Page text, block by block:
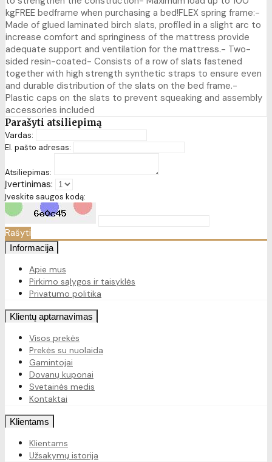
kgFREE bedframe when purchasing a bed!FLEX spring frame:-
Made of glued laminated birch slats, profiled in a slight arc to
increase comfort and springiness of the mattress provide
adequate support and ventilation for the mattress.- Two-
sided resin-coated- Consists of a row of slats fastened
together with high strength synthetic straps to ensure even
and durable distribution of the slats on the bed frame.-
Plastic caps on the slats to prevent squeaking and assembly
accessories included
Parašyti atsiliepimą
Vardas:
El. pašto adresas:
Atsiliepimas:
Įvertinimas:
Įveskite saugos kodą:
Rašyti
Informacija
Apie mus
Pirkimo sąlygos ir taisyklės
Privatumo politika
Klientų aptarnavimas
Visos prekės
Prekės su nuolaida
Gamintojai
Dovanų kuponai
Svetainės medis
Kontaktai
Klientams
Klientams
Užsakymų istorija